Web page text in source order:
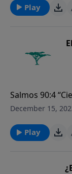
cielos y todas
tierra’”.
Play
Salmos 90:4
ojos son como
December 15,
Play